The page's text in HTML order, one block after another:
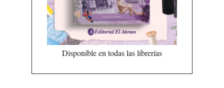
Disponible en todas las librerías